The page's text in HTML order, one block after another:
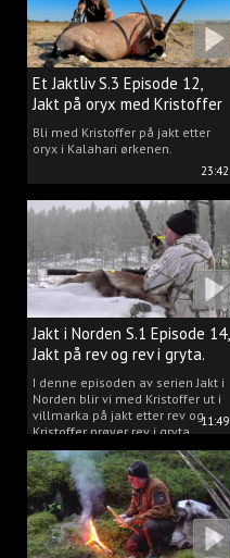
23:42
Et Jaktliv S.3 Episode 12,
Jakt på oryx med Kristoffer
Clausen
Bli med Kristoffer på jakt etter
oryx i Kalahari ørkenen.
11:49
Jakt i Norden S.1 Episode 14,
Jakt på rev og rev i gryta.
I denne episoden av serien Jakt i
Norden blir vi med Kristoffer ut i
villmarka på jakt etter rev og
Kristoffer prøver rev i gryta.